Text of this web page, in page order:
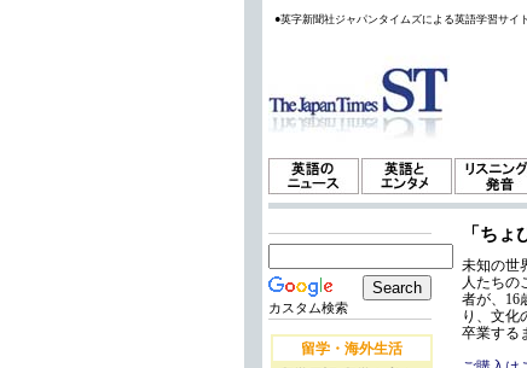
●英字新聞社ジャパンタイムズによる英語学習サイ
カスタム検索
留学・海外生活
「ちょ
未知の世
人たち
者が、16
り、文化
卒業する